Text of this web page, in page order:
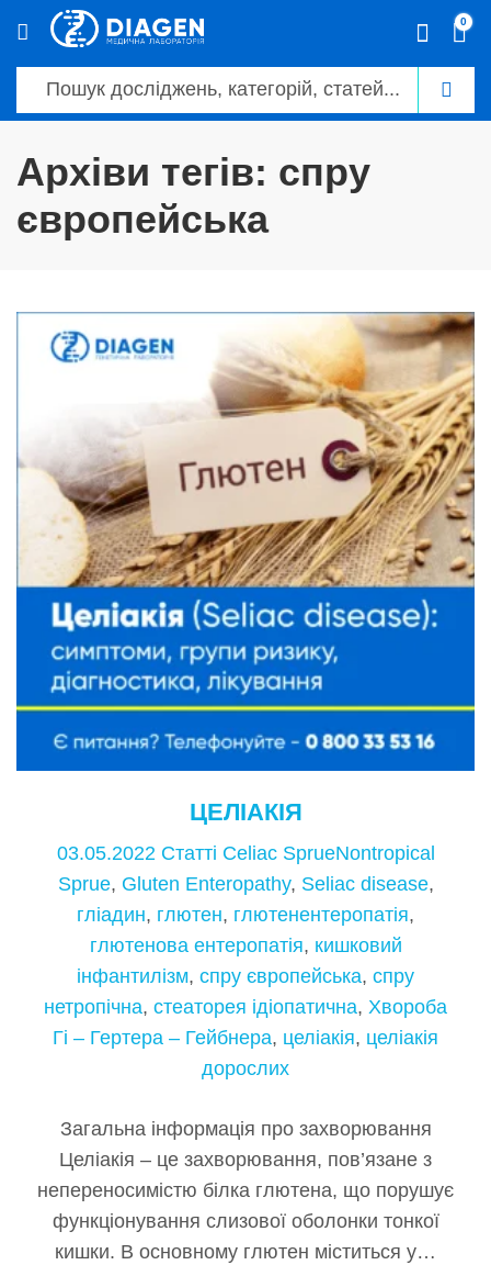
0
Архіви тегів: спру
європейська
ЦЕЛІАКІЯ
03.05.2022 Статті Celiac SprueNontropical
Sprue, Gluten Enteropathy, Seliac disease,
гліадин, глютен, глютенентеропатія,
глютенова ентеропатія, кишковий
інфантилізм, спру європейська, спру
нетропічна, стеаторея ідіопатична, Хвороба
Гі – Гертера – Гейбнера, целіакія, целіакія
дорослих
Загальна інформація про захворювання
Целіакія – це захворювання, пов’язане з
непереносимістю білка глютена, що порушує
функціонування слизової оболонки тонкої
кишки. В основному глютен міститься у…